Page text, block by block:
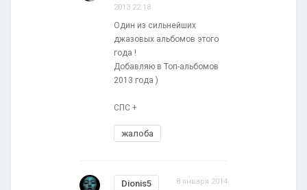
2013 22:18
Один из сильнейших
джазовых альбомов этого
года !
Добавляю в Топ-альбомов
2013 года )
СПС +
жалоба
Dionis5 8 января 2014